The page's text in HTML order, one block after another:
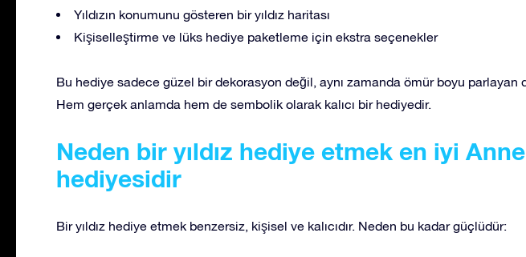
Yıldızın konumunu gösteren bir yıldız haritası
Kişiselleştirme ve lüks hediye paketleme için ekstra seçenekler
Bu hediye sadece güzel bir dekorasyon değil, aynı zamanda ömür boyu parlayan
Hem gerçek anlamda hem de sembolik olarak kalıcı bir hediyedir.
Neden bir yıldız hediye etmek en iyi
hediyesidir
Bir yıldız hediye etmek benzersiz, kişisel ve kalıcıdır. Neden bu kadar güçlüdür: